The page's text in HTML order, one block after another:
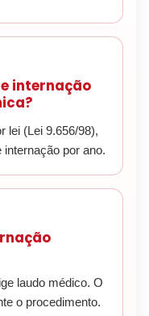
internação
lei (Lei 9.656/98),
por ano.
laudo médico. O
o procedimento.